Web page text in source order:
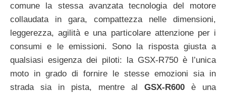
comune la stessa avanzata tecnologia del motore
collaudata in gara, compattezza nelle dimensioni,
leggerezza, agilità e una particolare attenzione per i
consumi e le emissioni. Sono la risposta giusta a
qualsiasi esigenza dei piloti: la GSX-R750 è l’unica
moto in grado di fornire le stesse emozioni sia in
strada sia in pista, mentre al GSX-R600 è una